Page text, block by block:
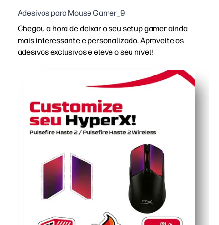
Adesivos para Mouse Gamer_9
Chegou a hora de deixar o seu setup gamer ainda
mais interessante e personalizado. Aproveite os
adesivos exclusivos e eleve o seu nível!